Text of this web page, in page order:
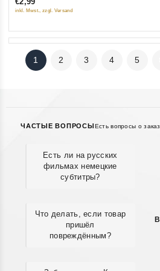
5
inkl. Mwst., zzgl. Versand
1 2 3 4 5
ЧАСТЫЕ ВОПРОСЫ Есть вопросы о
Есть ли на русских
фильмах немецкие
субтитры?
Что делать, если товар
пришёл
повреждённым?